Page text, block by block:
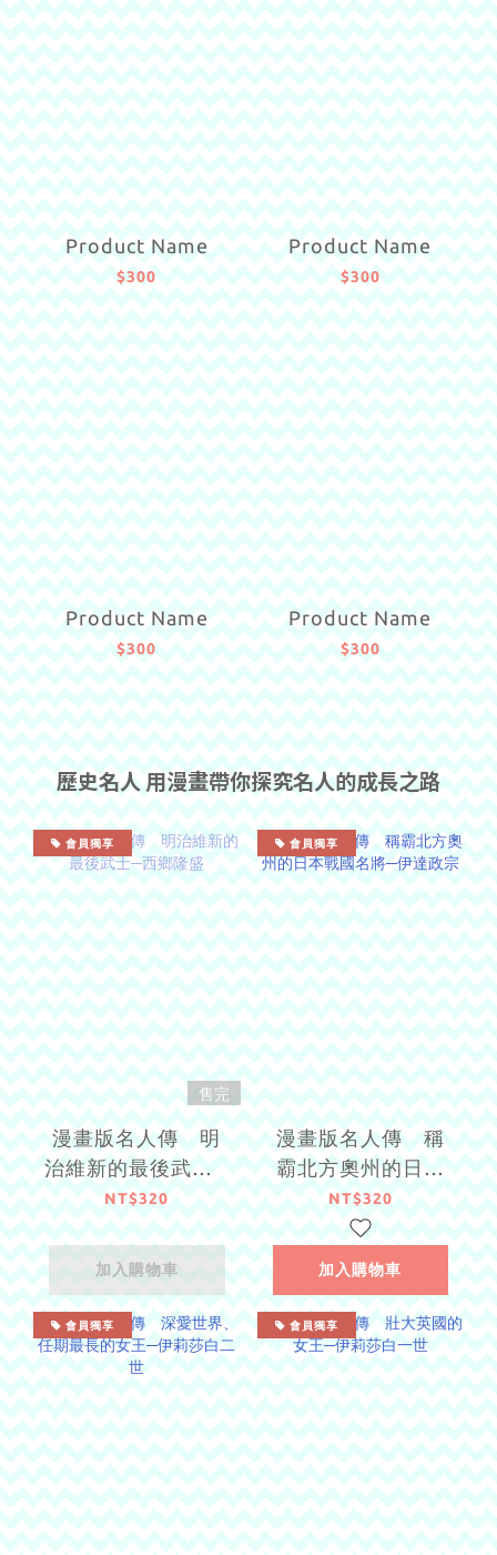
Product Name
$300
Product Name
$300
Product Name
$300
Product Name
$300
歷史名人 用漫畫帶你探究名人的成長之路
會員獨享
售完
漫畫版名人傳 明
治維新的最後武士─
西鄉隆盛
NT$320
加入購物車
會員獨享
漫畫版名人傳 稱
霸北方奧州的日本
戰國名將─伊達政宗
NT$320
加入購物車
會員獨享 會員獨享